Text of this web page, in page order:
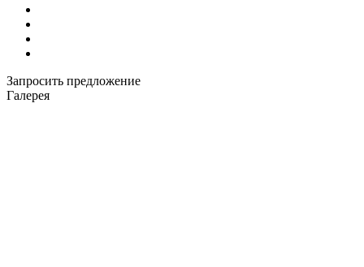
Запросить предложение
Галерея